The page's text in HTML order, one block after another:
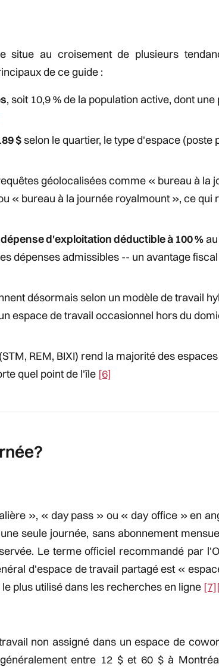
au croisement de plusieurs
de ce guide :
, soit 10,9 % de la population active, dont
$selon le quartier, le type d'espace (poste
géolocalisées comme « bureau à la
« bureau à la journée royalmount », ce qui
dépense d'exploitation déductible à 100 %
dépenses admissibles -- un avantage
désormais selon un modèle de travail
espace de travail occasionnel hors du
REM, BIXI) rend la majorité des
quel point de l'île [6]
», « day pass » ou « day office » en
seule journée, sans abonnement
Le terme officiel recommandé par
d'espace de travail partagé est «
plus utilisé dans les recherches en ligne [7]
non assigné dans un espace de
entre 12 $ et 60 $ à